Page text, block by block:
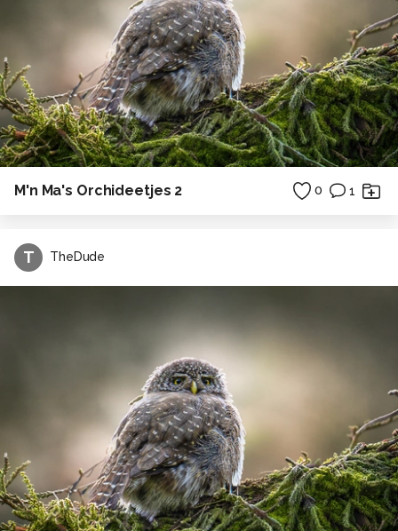
M'n Ma's Orchideetjes 2 0 1
T TheDude